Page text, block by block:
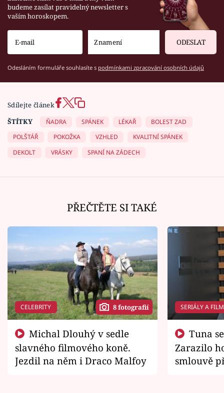
budeme zasílat pravidelný newsletter s
vaším horoskopem.
ODESLAT
Odesláním formuláře souhlasíte s podmínkami zpracování osobních údajů
Sdílejte článek
ŠTÍTKY
ŇADRA SPÁNEK LÉKAŘ
BOLEST ZAD
POLŠTÁŘ
POKOŽKA VZHLED
KVALITNÍ SPÁNEK
DEKOLT
VRÁSKY SPANÍ NA ZÁDECH
PŘEČTĚTE SI TAKÉ
CELEBRITY 8 fotografií
slavného filmového koně.
Jezdil na něm i Draco Malfoy
SERIÁLY A
Zarazilo
smlouvě